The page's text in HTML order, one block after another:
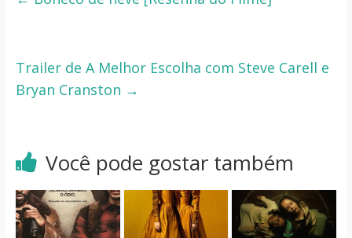
Trailer de A Melhor Escolha com Steve Carell e
Bryan Cranston →
Você pode gostar também